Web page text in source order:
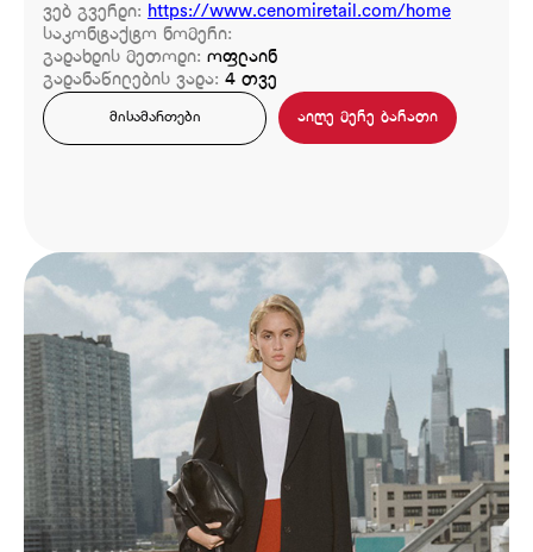
ვებ გვერდი: https://www.cenomiretail.com/home
საკონტაქტო ნომერი:
გადახდის მეთოდი: ოფლაინ
გადანაწილების ვადა: 4 თვე
მისამართები აიღე მერე ბარათი